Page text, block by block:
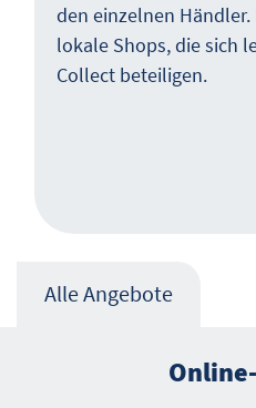
den einzelnen
lokale Shops, die sich
Collect beteiligen.
Alle Angebote